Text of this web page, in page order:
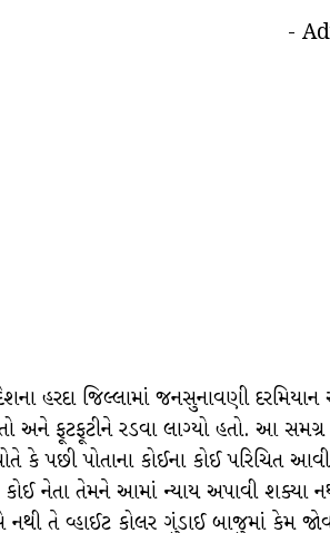
-
હરદા જિલ્લામાં જનસુનાવણી
ફૂટફૂટીને રડવા લાગ્યો હતો. આ
કે પછી પોતાના કોઈના કોઈ
કોઈ નેતા તેમને આમાં ન્યાય અપાવી
તે વ્હાઈટ કોલર ગુંડાઈ બાજુમાં કેમ